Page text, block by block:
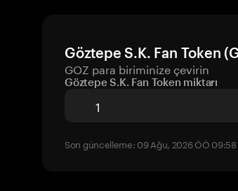
Göztepe S.K. Fan Token
GOZ para biriminize çevirin
Göztepe S.K. Fan Token miktarı
Son güncelleme: 09 Ağu, 2026 ÖÖ 09:58